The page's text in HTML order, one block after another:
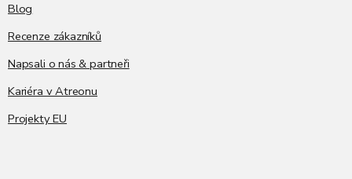
Blog
Recenze zákazníků
Napsali o nás & partneři
Kariéra v Atreonu
Projekty EU